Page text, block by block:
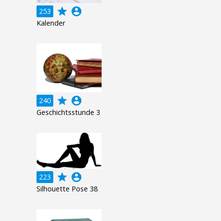
253 grade account_circle
Kalender
240 grade account_circle
Geschichtsstunde 3
223 grade account_circle
Silhouette Pose 38